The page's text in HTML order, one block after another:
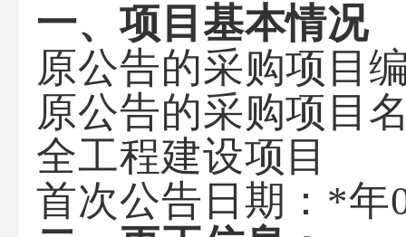
一、项目基本情况
原公告的采购项目
原公告的采购项目
全工程建设项目
首次公告日期：*